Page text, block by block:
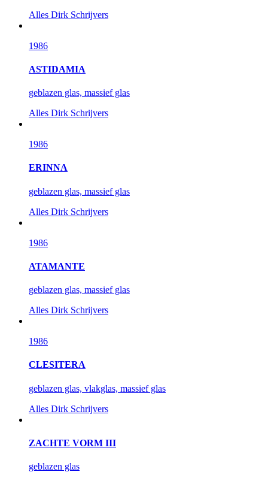
Alles Dirk Schrijvers
1986
ASTIDAMIA
geblazen glas, massief glas
Alles Dirk Schrijvers
1986
ERINNA
geblazen glas, massief glas
Alles Dirk Schrijvers
1986
ATAMANTE
geblazen glas, massief glas
Alles Dirk Schrijvers
1986
CLESITERA
geblazen glas, vlakglas, massief glas
Alles Dirk Schrijvers
ZACHTE VORM III
geblazen glas